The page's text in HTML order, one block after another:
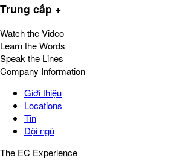
Trung cấp +
Watch the Video
Learn the Words
Speak the Lines
Company Information
Giới thiệu
Locations
Tin
Đội ngũ
The EC Experience